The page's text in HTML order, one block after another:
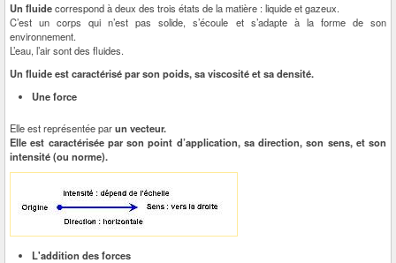
Un fluidecorrespond à deux des trois états de la matière : liquide et gazeux.
C’est un corps qui n’est pas solide, s’écoule et s’adapte à la forme de son
environnement.
L’eau, l’air sont des fluides.
Un fluide est caractérisé par son poids, sa viscosité et sa densité.
Une force
Elle est représentée parun vecteur.
Elle est caractérisée par son point d’application, sa direction, son sens, et son
intensité (ou norme).
L'addition des forces